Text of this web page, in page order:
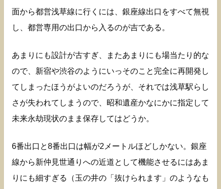
面から都営浅草線に行くには、銀座線出口をすべて無視
し、都営専用の出口から入るのが吉である。
あまりにも設計が古すぎ、またあまりにも場当たり的な
ので、新宿や渋谷のようにいっそのこと完全に再開発し
てしまったほうがよいのだろうが、それでは浅草駅らし
さが失われてしまうので、昭和遺産かなにかに指定して
未来永劫現状のまま保存してはどうか。
6番出口と8番出口は幅が2メートルほどしかない。銀座
線から新仲見世通りへの近道として機能させるにはあま
りにも細すぎる（玉の井の「抜けられます」のようなも